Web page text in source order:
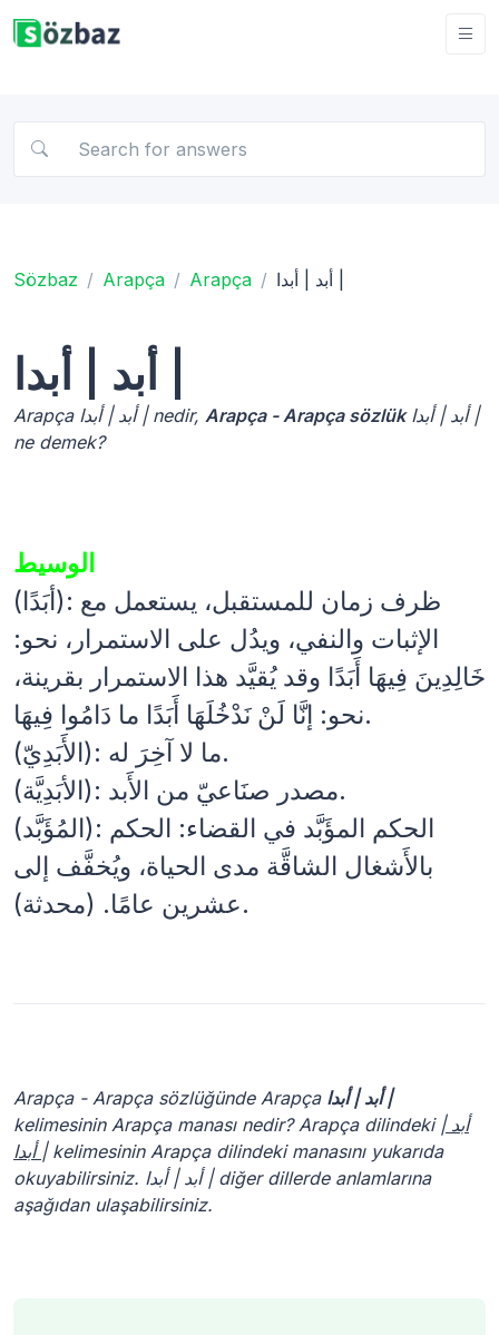
Sözbaz Arapça Arapça
Arapça أبد | أبدا | nedir, Arapça - Arapça sözlükأبد | أبدا |
ne demek?
الوسيط
(أبَدًا): ظرف زمان للمستقبل، يستعمل مع
الإثبات والنفي، ويدُل على الاستمرار، نحو:
خَالِدِينَ فِيهَا أَبَدًا وقد يُقيَّد هذا الاستمرار بقرينة،
نحو: إنَّا لَنْ نَدْخُلَهَا أَبَدًا ما دَامُوا فِيهَا.
(الأَبَدِيّ): ما لا آخِرَ له.
(الأبَدِيَّة): مصدر صنَاعيّ من الأَبد.
(المُؤَبَّد): الحكم المؤَبَّد في القضاء: الحكم
بالأَشغال الشاقَّة مدى الحياة، ويُخفَّف إلى
عشرين عامًا. (محدثة).
Arapça - Arapça sözlüğünde Arapça
أبد | أبدا |
kelimesinin Arapça manası nedir? Arapça dilindeki أبد |
أبدا |kelimesinin Arapça dilindeki manasını yukarıda
okuyabilirsiniz. أبد | أبدا | diğer dillerde anlamlarına
aşağıdan ulaşabilirsiniz.